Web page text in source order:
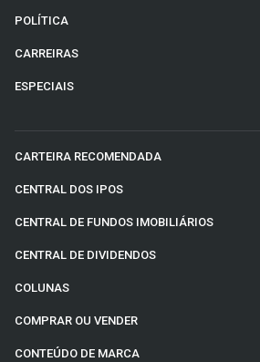
POLÍTICA
CARREIRAS
ESPECIAIS
CARTEIRA RECOMENDADA
CENTRAL DOS IPOS
CENTRAL DE FUNDOS IMOBILIÁRIOS
CENTRAL DE DIVIDENDOS
COLUNAS
COMPRAR OU VENDER
CONTEÚDO DE MARCA